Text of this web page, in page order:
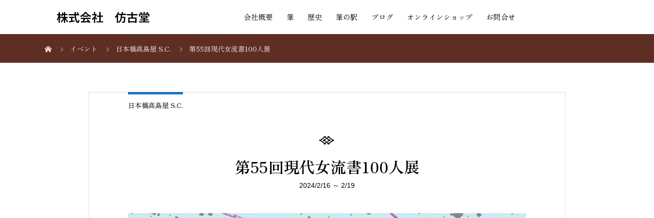
株式会社 仿古堂 会社概要 筆 歴史 筆の駅 ブログ オンラインショップ お問合せ
イベント 日本橋高島屋 S.C. 第55回現代女流書100人展
日本橋高島屋 S.C.
第55回現代女流書100人展
2024/2/16 ～ 2/19